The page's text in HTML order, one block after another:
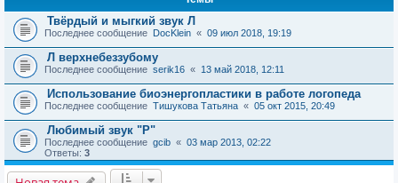
Твёрдый и мыгкий звук Л
Последнее сообщение DocKlein « 09 июл 2018, 19:19
Л верхнебеззубому
Последнее сообщение serik16 « 13 май 2018, 12:11
Использование биоэнергопластики в работе логопеда
Последнее сообщение Тишукова Татьяна « 05 окт 2015, 20:49
Любимый звук "Р"
Последнее сообщение gcib « 03 мар 2013, 02:22
Ответы: 3